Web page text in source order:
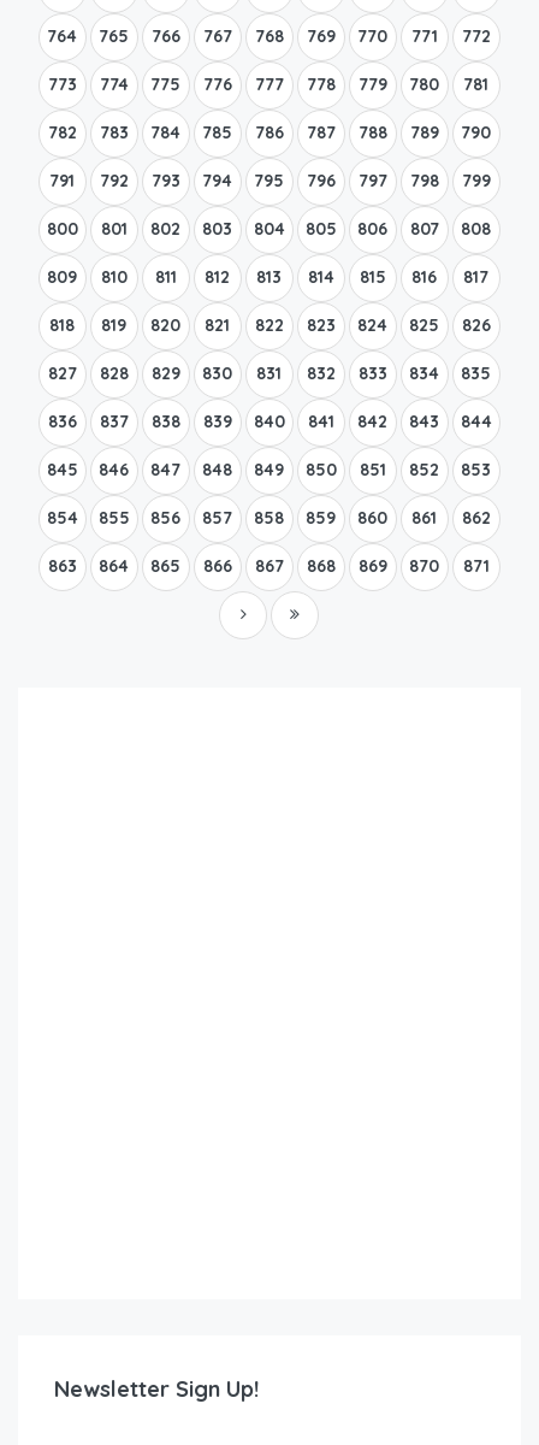
764 765 766 767 768 769 770 771 772
773 774 775 776 777 778 779 780 781
782 783 784 785 786 787 788 789 790
791 792 793 794 795 796 797 798 799
800 801 802 803 804 805 806 807 808
809 810 811 812 813 814 815 816 817
818 819 820 821 822 823 824 825 826
827 828 829 830 831 832 833 834 835
836 837 838 839 840 841 842 843 844
845 846 847 848 849 850 851 852 853
854 855 856 857 858 859 860 861 862
863 864 865 866 867 868 869 870 871
Newsletter Sign Up!